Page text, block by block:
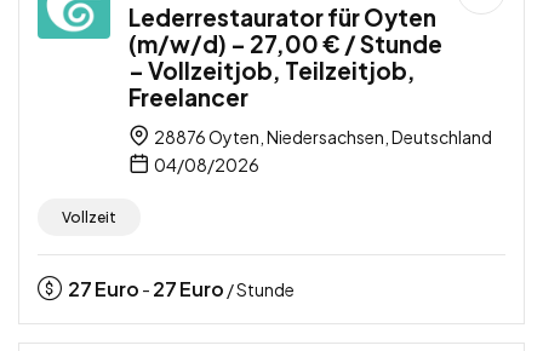
Lederrestaurator für Oyten
(m/w/d) – 27,00 € / Stunde
– Vollzeitjob, Teilzeitjob,
Freelancer
28876 Oyten, Niedersachsen, Deutschland
04/08/2026
Vollzeit
27Euro - 27Euro / Stunde